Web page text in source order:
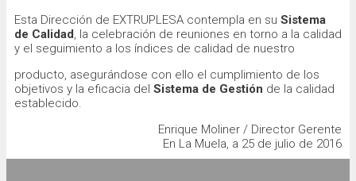
Esta Dirección de EXTRUPLESA contempla en su Sistema
de Calidad, la celebración de reuniones en torno a la calidad
y el seguimiento a los índices de calidad de nuestro
producto, asegurándose con ello el cumplimiento de los
objetivos y la eficacia del Sistema de Gestión de la calidad
establecido.
Enrique Moliner / Director Gerente
En La Muela, a 25 de julio de 2016